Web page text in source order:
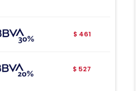
$ 461
$ 527